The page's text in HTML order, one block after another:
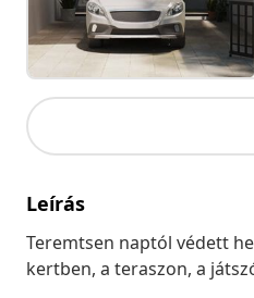
Leírás
Teremtsen naptól védett
kertben, a teraszon, a